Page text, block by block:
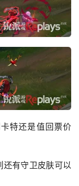
特还是值回票价
还有守卫皮肤可以